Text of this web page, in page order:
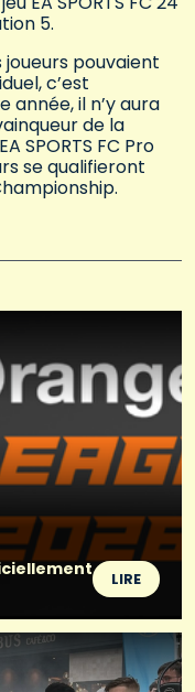
5.
joueurs pouvaient
c’est
il n’y aura
de la
SPORTS FC Pro
se qualifieront
LIRE